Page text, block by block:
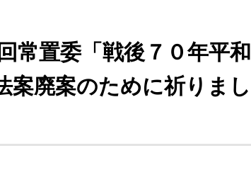
常置委「戦後７０年平和
案廃案のために祈りまし